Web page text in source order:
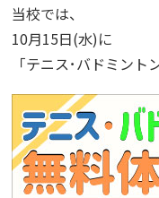
当校では、
10月15日(水)に
「テニス･バドミント